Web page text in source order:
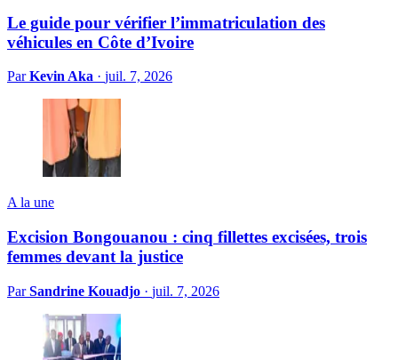
Le guide pour vérifier l’immatriculation des
véhicules en Côte d’Ivoire
ParKevin Aka · juil. 7, 2026
A la une
Excision Bongouanou : cinq fillettes excisées, trois
femmes devant la justice
ParSandrine Kouadjo · juil. 7, 2026